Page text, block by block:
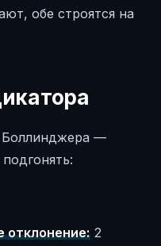
обе строятся на
Боллинджера —
отклонение:2